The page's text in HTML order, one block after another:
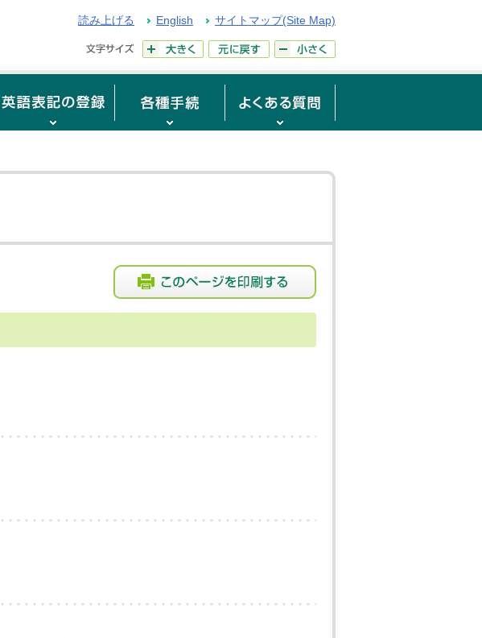
読み上げる English サイトマップ(Site Map)